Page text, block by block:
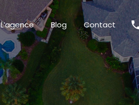
L’agence Blog Contact